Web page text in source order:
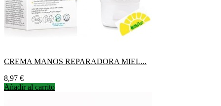
CREMA MANOS REPARADORA MIEL...
Precio
8,97 €
Añadir al carrito